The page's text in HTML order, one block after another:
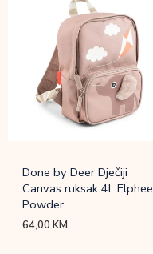
Done by Deer Dječiji
Canvas ruksak 4L Elphee
Powder
64,00KM